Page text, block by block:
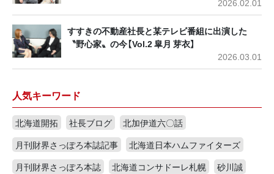
すすきの不動産社長と某テレビ番組に出演した
〝野心家〟の今【Vol.2 皐月 芽衣】
2026.03.01
人気キーワード
北海道開拓 社長ブログ
北加伊道六〇話
月刊財界さっぽろ本誌記事
北海道日本ハムファイターズ
月刊財界さっぽろ本誌
北海道コンサドーレ札幌
砂川誠